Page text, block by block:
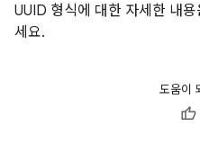
UUID 형식에 대한 자세한 내용
세요.
도움이